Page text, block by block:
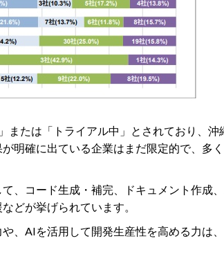
または「トライアル中」とされており、沖
明確に出ている企業はまだ限定的で、多
、コード生成・補完、ドキュメント作成
どが挙げられています。
、AIを活用して開発生産性を高める力は